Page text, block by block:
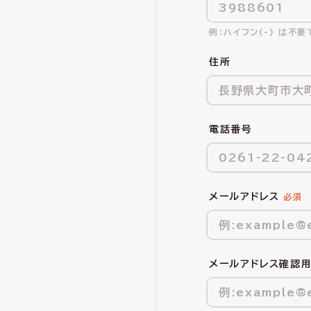
ハイフン(-) は不要
住所
電話番号
メールアドレス
メールアドレス確認